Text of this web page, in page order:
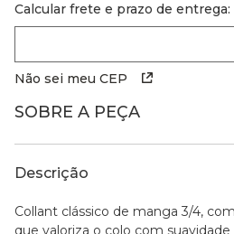
Calcular frete e prazo de entrega:
Não sei meu CEP
SOBRE A PEÇA
Descrição
Collant clássico de manga 3/4,
que valoriza o colo com